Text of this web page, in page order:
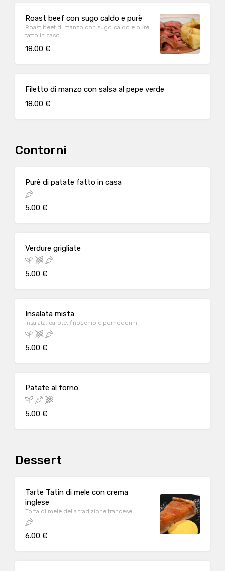
Roast beef con sugo caldo e purè
Roast beef di manzo con sugo caldo e purè
fatto in caso
18.00 €
Filetto di manzo con salsa al pepe verde
18.00 €
Contorni
Purè di patate fatto in casa
5.00 €
Verdure grigliate
5.00 €
Insalata mista
Insalata, carote, finocchio e pomodorini
5.00 €
Patate al forno
5.00 €
Dessert
Tarte Tatin di mele con crema
inglese
Torta di mele della tradizione francese
6.00 €